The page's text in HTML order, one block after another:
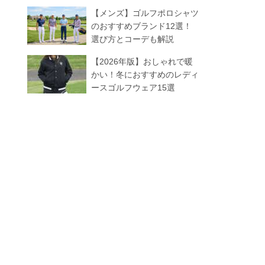
【メンズ】ゴルフポロシャツ
のおすすめブランド12選！
選び方とコーデも解説
【2026年版】おしゃれで暖
かい！冬におすすめのレディ
ースゴルフウェア15選